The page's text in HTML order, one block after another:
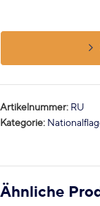
Artikelnummer: RU
Kategorie:
Ähnliche